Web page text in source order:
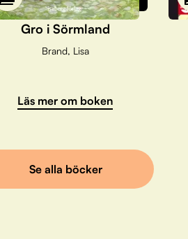
Gro i Sörmland
Brand, Lisa
Läs mer om boken
Se alla böcker